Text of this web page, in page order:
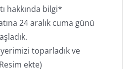
hakkında bilgi*
24 aralık cuma günü
toparladık ve
ekte)